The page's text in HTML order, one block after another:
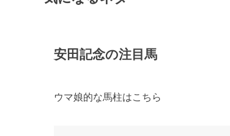
安田記念の注目馬
ウマ娘的な馬柱はこちら